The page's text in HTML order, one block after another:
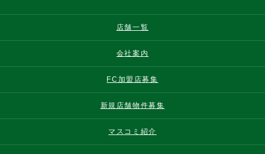
店舗一覧
会社案内
FC加盟店募集
新規店舗物件募集
マスコミ紹介